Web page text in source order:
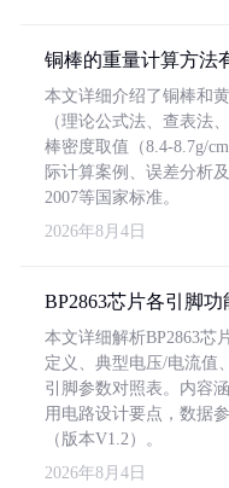
铜棒的重量计算方法
本文详细介绍了铜棒和
（理论公式法、查表法
棒密度取值（8.4-8.7g/
际计算案例、误差分析
2007等国家标准。
2026年8月4日
BP2863芯片各引脚功
本文详细解析BP2863芯
定义、典型电压/电流值
引脚参数对照表。内容
用电路设计要点，数据
（版本V1.2）。
2026年8月4日